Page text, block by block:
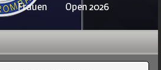
Frauen
Open 2026